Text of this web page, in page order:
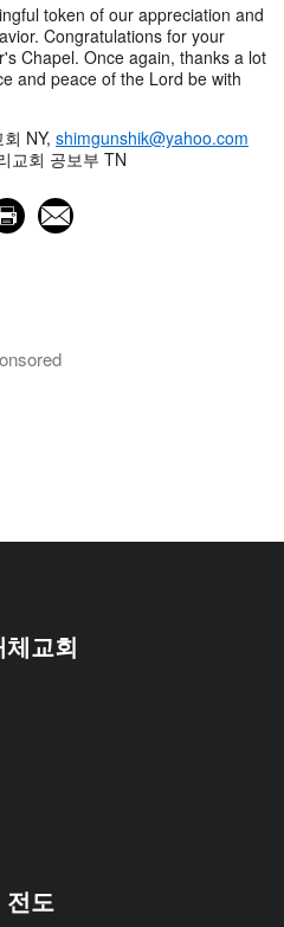
token of our appreciation and
Congratulations for your
Chapel. Once again, thanks a lot
and peace of the Lord be with
NY, shimgunshik@yahoo.com
교회 공보부 TN
체교회
전도